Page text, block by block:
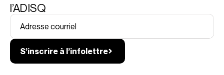
l’ADISQ
Adresse courriel
S’inscrire à l’infolettre